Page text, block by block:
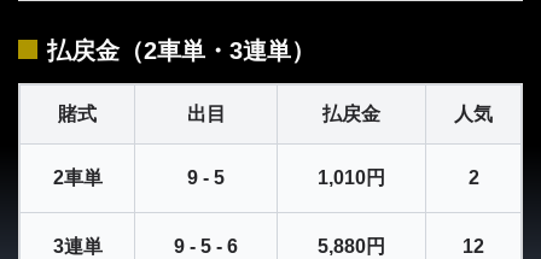
払戻金（2車単・3連単）
賭式 出目 払戻金 人気
2車単 9 - 5 1,010円 2
3連単 9 - 5 - 6 5,880円 12